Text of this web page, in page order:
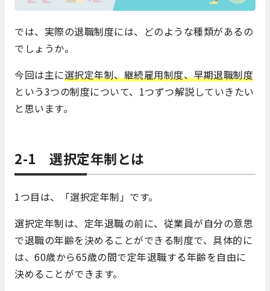
では、実際の退職制度には、どのような種類があるの
でしょうか。
今回は主に選択定年制、継続雇用制度、早期退職制度
という3つの制度について、1つずつ解説していきたい
と思います。
2-1 選択定年制とは
1つ目は、「選択定年制」です。
選択定年制は、定年退職の前に、従業員が自分の意思
で退職の年齢を決めることができる制度で、具体的に
は、60歳から65歳の間で定年退職する年齢を自由に
決めることができます。